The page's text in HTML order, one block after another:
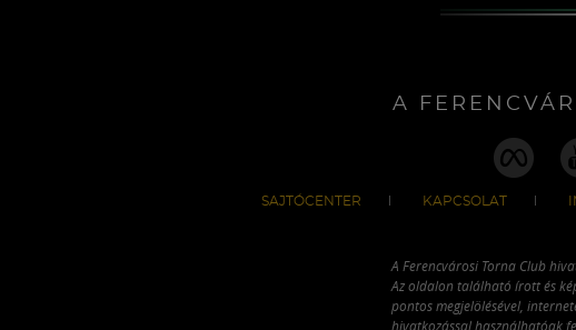
A
SAJTÓCENTER KAPCSOLAT
A Ferencvárosi Torna Club
Az oldalon található írott és
pontos megjelölésével,
hivatkozással használhatóak